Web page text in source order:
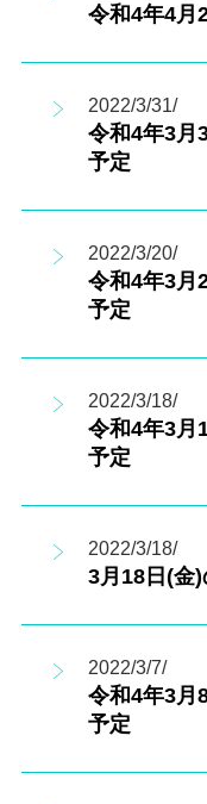
令和4年4月
2022/3/31/
令和4年3月
予定
2022/3/20/
令和4年3月
予定
2022/3/18/
令和4年3月
予定
2022/3/18/
3月18日(金
2022/3/7/
令和4年3月
予定